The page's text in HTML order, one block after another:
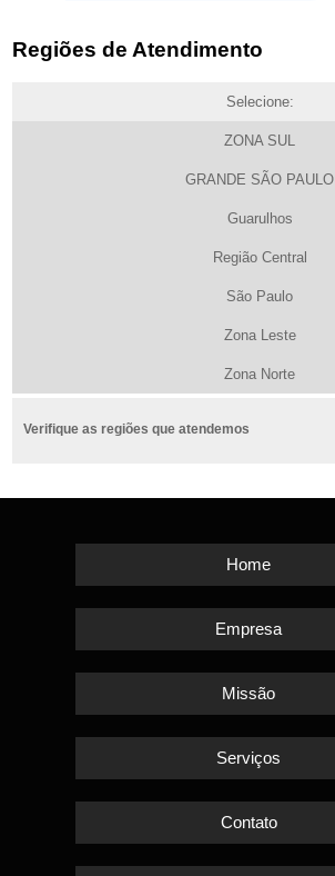
Regiões de Atendimento
Selecione:
ZONA SUL
GRANDE SÃO PAULO
Guarulhos
Região Central
São Paulo
Zona Leste
Zona Norte
Verifique as regiões que atendemos
Home
Empresa
Missão
Serviços
Contato